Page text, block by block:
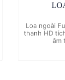
Loa ngoài
thanh HD
âm